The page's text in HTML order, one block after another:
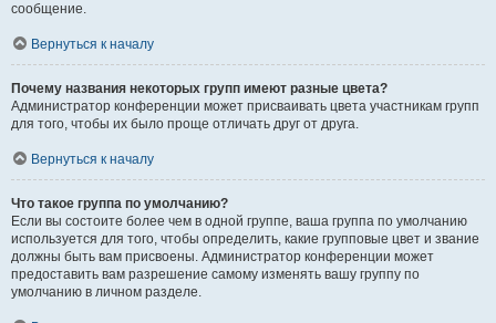
сообщение.
Вернуться к началу
Почему названия некоторых групп имеют разные цвета?
Администратор конференции может присваивать цвета участникам групп
для того, чтобы их было проще отличать друг от друга.
Вернуться к началу
Что такое группа по умолчанию?
Если вы состоите более чем в одной группе, ваша группа по умолчанию
используется для того, чтобы определить, какие групповые цвет и звание
должны быть вам присвоены. Администратор конференции может
предоставить вам разрешение самому изменять вашу группу по
умолчанию в личном разделе.